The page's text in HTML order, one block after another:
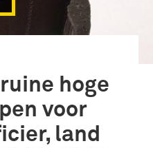
hoge
voor
land